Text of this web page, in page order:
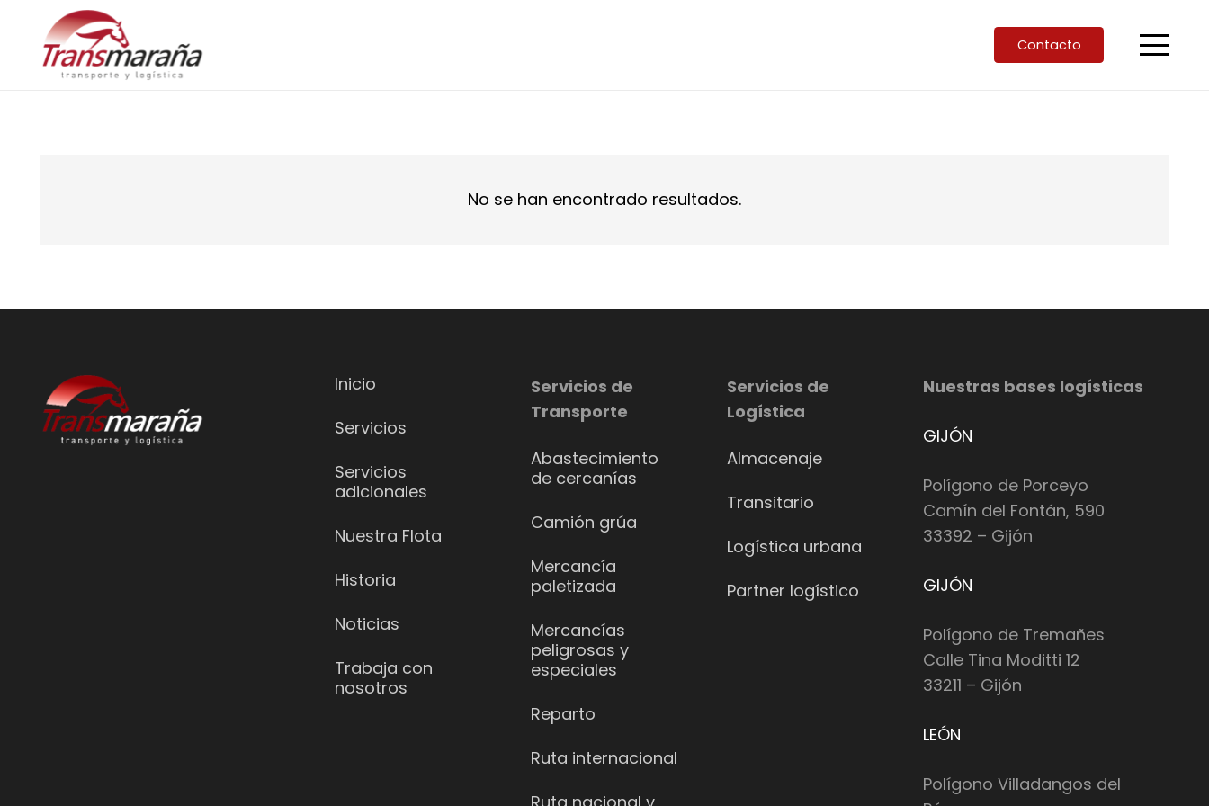
Contacto
No se han encontrado resultados.
Inicio
Servicios
Servicios
adicionales
Nuestra Flota
Historia
Noticias
Trabaja con
nosotros
Servicios de
Transporte
Abastecimiento
de cercanías
Camión grúa
Mercancía
paletizada
Mercancías
peligrosas y
especiales
Reparto
Ruta internacional
Servicios de
Logística
Almacenaje
Transitario
Logística urbana
Partner logístico
Nuestras bases logísticas
GIJÓN
Polígono de Porceyo
Camín del Fontán, 590
33392 – Gijón
GIJÓN
Polígono de Tremañes
Calle Tina Moditti 12
33211 – Gijón
LEÓN
Polígono Villadangos del